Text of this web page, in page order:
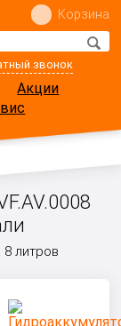
звонок
Корзина
Акции
литров